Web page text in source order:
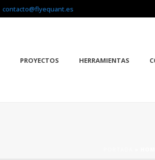
contacto@flyequant.es
PROYECTOS HERRAMIENTAS